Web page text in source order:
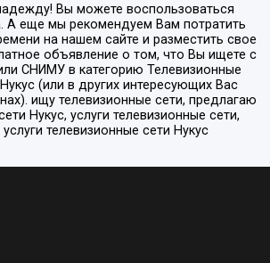
Вы можете воспользоваться
А еще мы рекомендуем Вам потратить
на нашем сайте и разместить свое
объявление о том, что Вы ищете с
СНИМУ в категорию Телевизионные
Нукус (или в других интересующих Вас
ищу телевизионные сети, предлагаю
Нукус, услуги телевизионные сети,
телевизионные сети Нукус